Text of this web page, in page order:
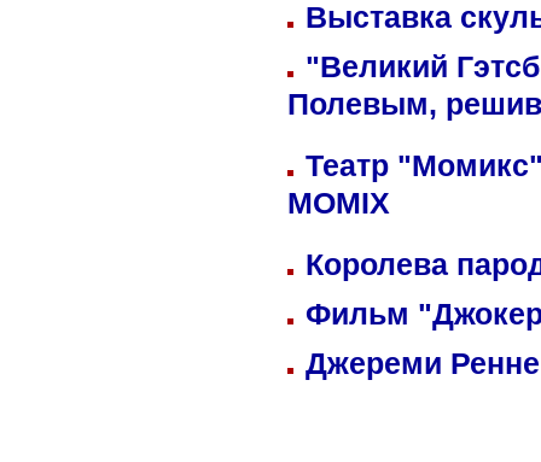
Выставка
"Великий
Полевым,
Театр
MOMIX
Королева
Фильм
Джереми